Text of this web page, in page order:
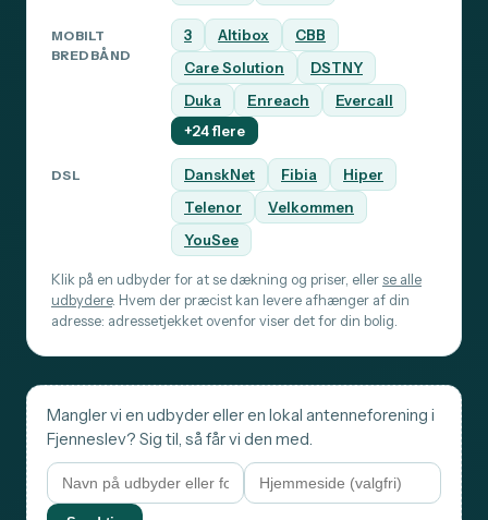
MOBILT
BREDBÅND
3 Altibox
CBB
Care Solution
DSTNY
Duka
Enreach
Evercall
+24 flere
DSL DanskNet Fibia
Hiper
Telenor
Velkommen
YouSee
Klik på en udbyder for at se dækning og priser, eller se alle
udbydere. Hvem der præcist kan levere afhænger af din
adresse: adressetjekket ovenfor viser det for din bolig.
Mangler vi en udbyder eller en lokal antenneforening i
Fjenneslev? Sig til, så får vi den med.